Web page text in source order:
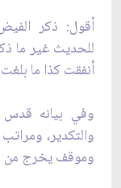
أقول: ذكر
للحديث غير ما
أنفقت كذا ما
وفي بيانه قدس
والتكدير،
وموقف يخرج من